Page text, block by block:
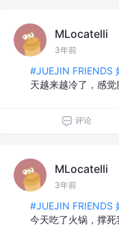
MLocatelli
3年前
#JUEJIN FRIENDS
天越来越冷了，感
评论
MLocatelli
3年前
#JUEJIN FRIENDS
今天吃了火锅，撑